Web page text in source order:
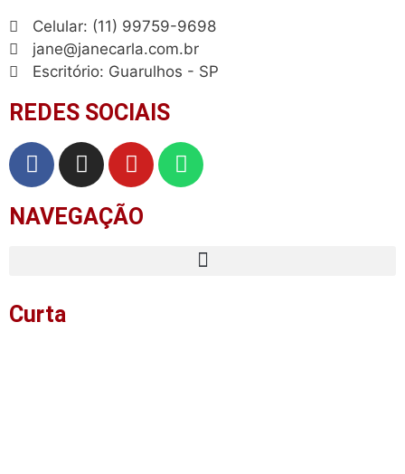
Celular: (11) 99759-9698
jane@janecarla.com.br
Escritório: Guarulhos - SP
REDES SOCIAIS
NAVEGAÇÃO
Curta